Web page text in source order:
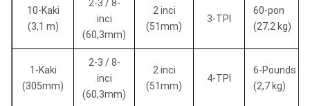
10-Kaki
(3,1 m)
2-3 / 8-
inci
(60,3mm)
2 inci
(51mm)
3-TPI
60-pon
(27,2 kg)
1-Kaki
(305mm)
2-3 / 8-
inci
(60,3mm)
2 inci
(51mm)
4-TPI
6-Pounds
(2,7 kg)